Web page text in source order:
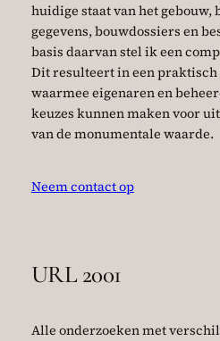
huidige staat van het gebouw,
gegevens, bouwdossiers en
basis daarvan stel ik een
Dit resulteert in een
waarmee eigenaren en
keuzes kunnen maken voor
van de monumentale waarde.
Neem contact op
URL 2001
Alle onderzoeken met